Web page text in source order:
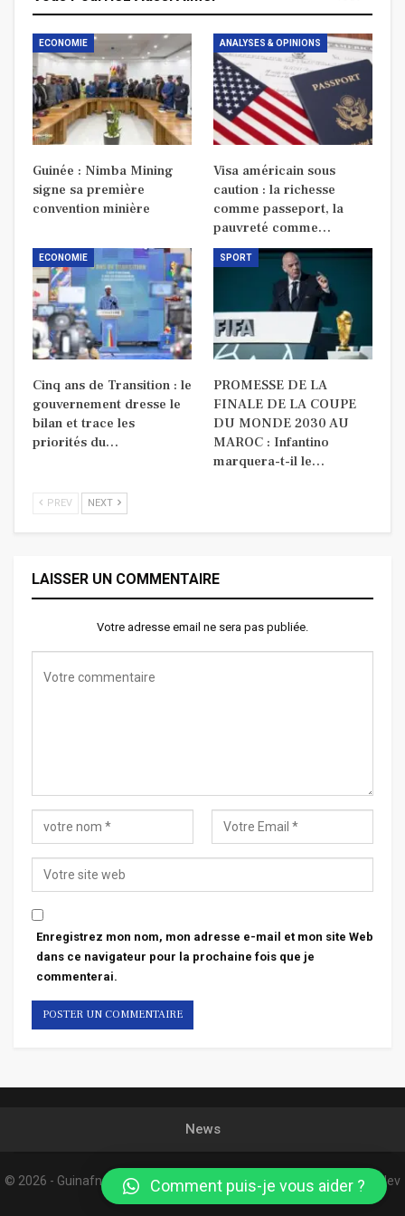
ECONOMIE
Guinée : Nimba Mining
signe sa première
convention minière
ANALYSES & OPINIONS
Visa américain sous
caution : la richesse
comme passeport, la
pauvreté comme…
ECONOMIE
Cinq ans de Transition : le
gouvernement dresse le
bilan et trace les
priorités du…
SPORT
PROMESSE DE LA
FINALE DE LA COUPE
DU MONDE 2030 AU
MAROC : Infantino
marquera-t-il le…
PREV NEXT
LAISSER UN COMMENTAIRE
Votre adresse email ne sera pas publiée.
Enregistrez mon nom, mon adresse e-mail et mon site Web
dans ce navigateur pour la prochaine fois que je
commenterai.
News
© 2026 - Guinafnews. All Rights Reserved. Website Design:Confordev
Comment puis-je vous aider ?